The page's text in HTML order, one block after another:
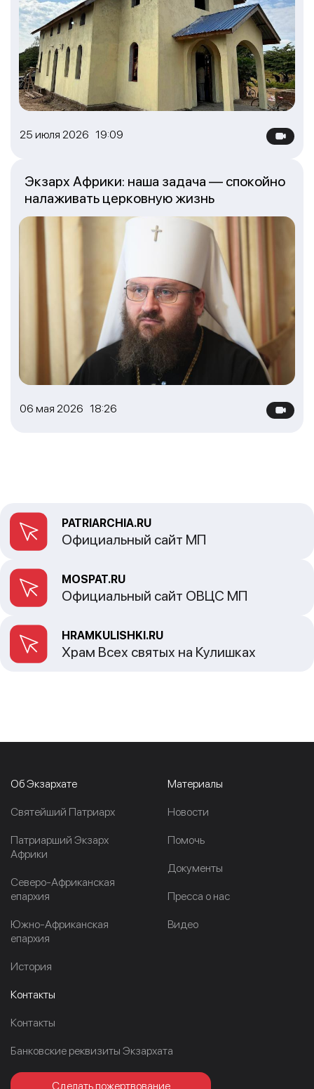
25 июля 2026 19:09
06 мая 2026 18:26
Экзарх Африки: наша задача — спокойно
налаживать церковную жизнь
PATRIARCHIA.RU
Официальный сайт МП
MOSPAT.RU
Официальный сайт ОВЦС МП
HRAMKULISHKI.RU
Храм Всех святых на Кулишках
Об Экзархате
Cвятейший Патриарх
Патриарший Экзарх
Африки
Северо-Африканская
епархия
Южно-Африканская
епархия
История
Материалы
Новости
Помочь
Документы
Пресса о нас
Видео
Контакты
Контакты
Банковские реквизиты Экзархата
Сделать пожертвование